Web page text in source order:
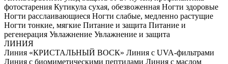
фотостарения Кутикула сухая, обезвоженная Ногти здоровые
Ногти расслаивающиеся Ногти слабые, медленно растущие
Ногти тонкие, мягкие Питание и защита Питание и
регенерация Увлажнение Увлажнение и защита
ЛИНИЯ
Линия «КРИСТАЛЬНЫЙ ВОСК» Линия с UVA-фильтрами
Линия с биомиметическими пептидами Линия с маслом